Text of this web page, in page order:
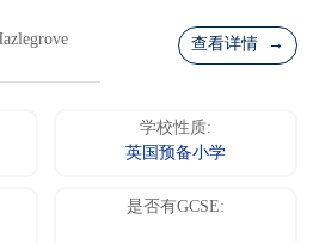
查看详情 →
学校性质:
英国预备小学
是否有GCSE: